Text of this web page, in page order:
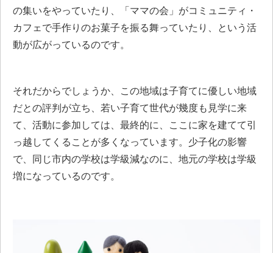
の集いをやっていたり、「ママの会」がコミュニティ・
カフェで手作りのお菓子を振る舞っていたり、という活
動が広がっているのです。
それだからでしょうか、この地域は子育てに優しい地域
だとの評判が立ち、若い子育て世代が幾度も見学に来
て、活動に参加しては、最終的に、ここに家を建てて引
っ越してくることが多くなっています。少子化の影響
で、同じ市内の学校は学級減なのに、地元の学校は学級
増になっているのです。